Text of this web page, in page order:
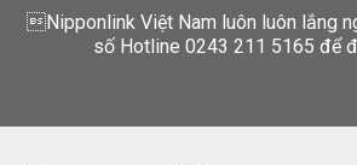
Nipponlink Việt Nam luôn luôn lắng
số Hotline 0243 211 5165 để